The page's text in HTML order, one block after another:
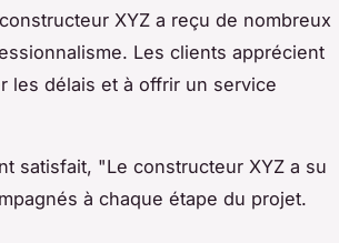
XYZ a reçu de nombreux
Les clients apprécient
les délais et à offrir un service
satisfait, "Le constructeur XYZ a su
à chaque étape du projet.